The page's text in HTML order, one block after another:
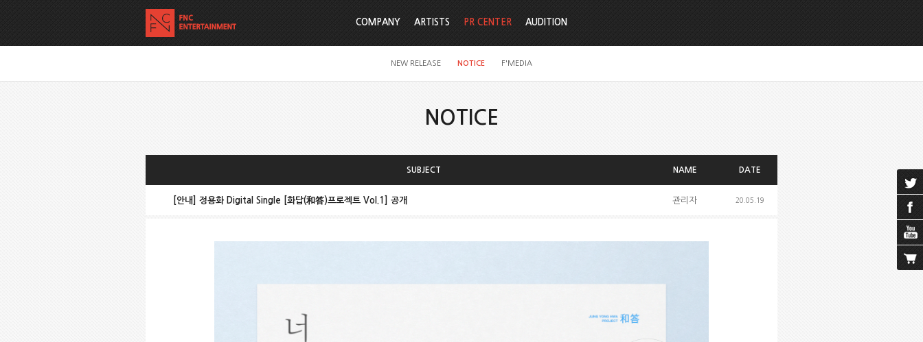
COMPANY ARTISTS PR CENTER
NEW RELEASE NOTICE F'MEDIA
AUDITION
NOTICE
SUBJECT NAME DATE
[안내] 정용화 Digital Single [화답(和答)프로젝트 Vol.1] 공개 관리자 20.05.19